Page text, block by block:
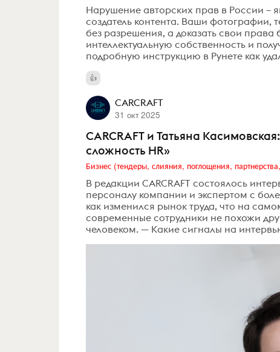
Нарушение авторских прав в России –
создатель контента. Ваши фотографии,
без разрешения, а доказать свои
интеллектуальную собственность и
подробную инструкцию в Рунете как
CARCRAFT
31 окт 2025
CARCRAFT и Татьяна
сложность HR»
Бизнес (тендеры, слияния, поглощения,
В редакции CARCRAFT состоялось
персоналу компании и экспертом с
как изменился рынок труда, что на
современные сотрудники не похожи
человеком. — Какие сигналы на